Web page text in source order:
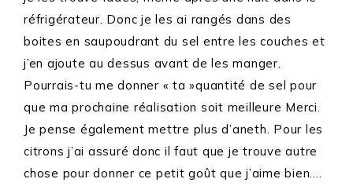
réfrigérateur. Donc je les ai rangés dans des
boites en saupoudrant du sel entre les couches et
j’en ajoute au dessus avant de les manger.
Pourrais-tu me donner « ta »quantité de sel pour
que ma prochaine réalisation soit meilleure Merci.
Je pense également mettre plus d’aneth. Pour les
citrons j’ai assuré donc il faut que je trouve autre
chose pour donner ce petit goût que j’aime bien….